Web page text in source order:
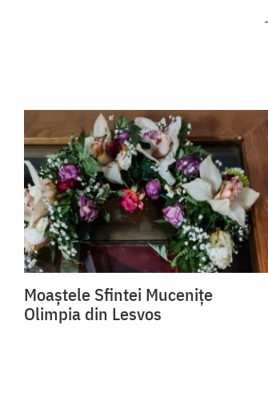
Moaștele Sfintei Mucenițe
Olimpia din Lesvos